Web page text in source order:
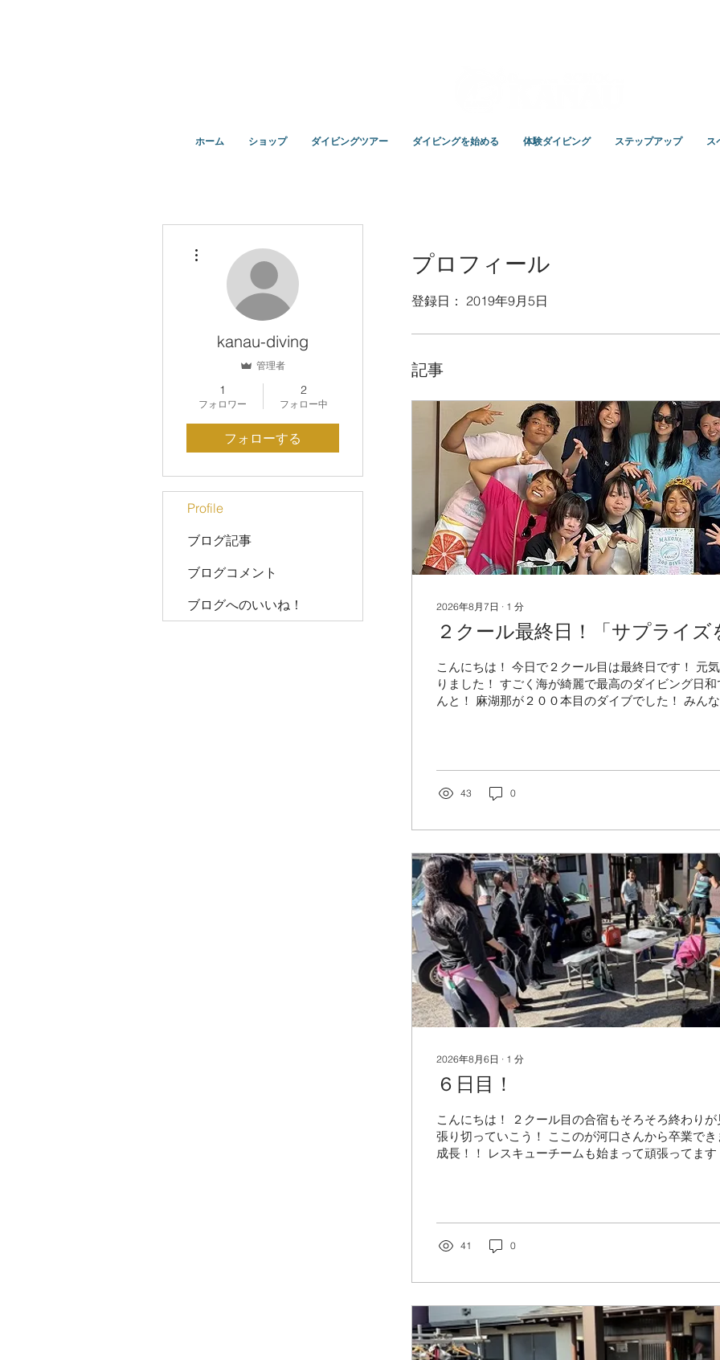
ホーム ショップ ダイビングツアー ダイビングを始める 体験ダイビング ステップアップ ス
プロフィール
登録日： 2019年9月5日
記事
2026年8月7日 ∙ 1 分
２クール最終日！「サプライズ
こんにちは！ 今日で２クール目は最終日です！ 元
りました！ すごく海が綺麗で最高のダイビング日
んと！ 麻湖那が２００本目のダイブでした！ みん
43 0
2026年8月6日 ∙ 1 分
６日目！
こんにちは！ ２クール目の合宿もそろそろ終わり
張り切っていこう！ ここのが河口さんから卒業で
成長！！ レスキューチームも始まって頑張ってま
41 0
kanau-diving
管理者
1
フォロワー
2
フォロー中
フォローする
Profile
ブログ記事
ブログコメント
ブログへのいいね！